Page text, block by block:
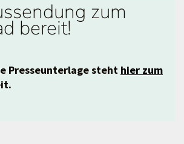
zum
bereit!
Presseunterlage steht hier zum